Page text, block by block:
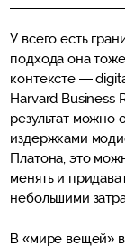
У всего есть
подхода она
контексте —
Harvard Business
результат можно
издержками
Платона, это
менять и
небольшими
В «мире вещей»